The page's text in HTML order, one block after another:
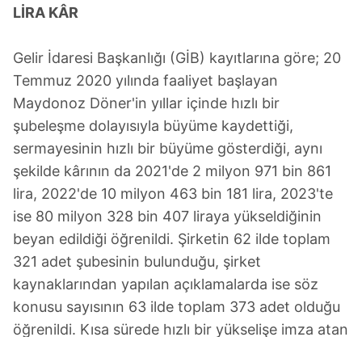
LİRA KÂR
Gelir İdaresi Başkanlığı (GİB) kayıtlarına göre; 20
Temmuz 2020 yılında faaliyet başlayan
Maydonoz Döner'in yıllar içinde hızlı bir
şubeleşme dolayısıyla büyüme kaydettiği,
sermayesinin hızlı bir büyüme gösterdiği, aynı
şekilde kârının da 2021'de 2 milyon 971 bin 861
lira, 2022'de 10 milyon 463 bin 181 lira, 2023'te
ise 80 milyon 328 bin 407 liraya yükseldiğinin
beyan edildiği öğrenildi. Şirketin 62 ilde toplam
321 adet şubesinin bulunduğu, şirket
kaynaklarından yapılan açıklamalarda ise söz
konusu sayısının 63 ilde toplam 373 adet olduğu
öğrenildi. Kısa sürede hızlı bir yükselişe imza atan